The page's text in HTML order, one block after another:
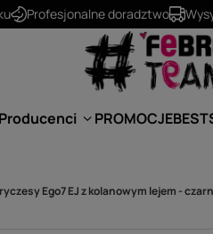
Profesjonalne doradztwo
Producenci PROMOCJE
Ego7 EJ z kolanowym lejem -